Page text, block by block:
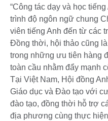
“Công tác dạy và học
trình độ ngôn ngữ chung
viên tiếng Anh đến từ các
Đồng thời, hội thảo cũng
trong những ưu tiên hàng
toàn cầu nhằm đẩy mạnh
Tại Việt Nam, Hội đồng
Giáo dục và Đào tạo với
đào tạo, đồng thời hỗ trợ
địa phương cùng thực